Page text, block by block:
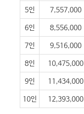
5인 7,557,000
6인 8,556,000
7인 9,516,000
8인 10,475,000
9인 11,434,000
10인 12,393,000